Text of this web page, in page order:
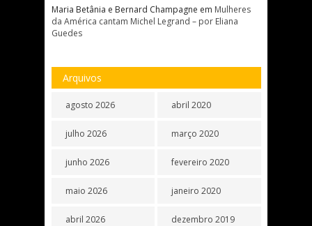
Maria Betânia e Bernard Champagne em Mulheres
da América cantam Michel Legrand – por Eliana
Guedes
Arquivos
agosto 2026
julho 2026
junho 2026
maio 2026
abril 2026
abril 2020
março 2020
fevereiro 2020
janeiro 2020
dezembro 2019